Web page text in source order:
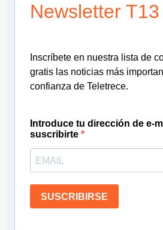
Newsletter T13
Inscríbete en nuestra lista de
gratis las noticias más
confianza de Teletrece.
Introduce tu dirección de e-
suscribirte
SUSCRIBIRSE